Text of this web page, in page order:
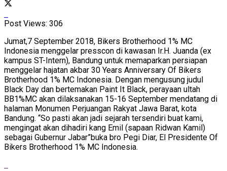
Post Views: 306
Jumat,7 September 2018, Bikers Brotherhood 1% MC
Indonesia menggelar presscon di kawasan Ir.H. Juanda (ex
kampus ST-Intern), Bandung untuk memaparkan persiapan
menggelar hajatan akbar 30 Years Anniversary Of Bikers
Brotherhood 1% MC Indonesia. Dengan mengusung judul
Black Day dan bertemakan Paint It Black, perayaan ultah
BB1%MC akan dilaksanakan 15-16 September mendatang di
halaman Monumen Perjuangan Rakyat Jawa Barat, kota
Bandung. “So pasti akan jadi sejarah tersendiri buat kami,
mengingat akan dihadiri kang Emil (sapaan Ridwan Kamil)
sebagai Gubernur Jabar”buka bro Pegi Diar, El Presidente Of
Bikers Brotherhood 1% MC Indonesia.